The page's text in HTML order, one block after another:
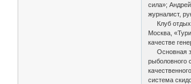
сила»;
журналист,
Клуб
Москва,
качестве
Основная
рыболовного
система